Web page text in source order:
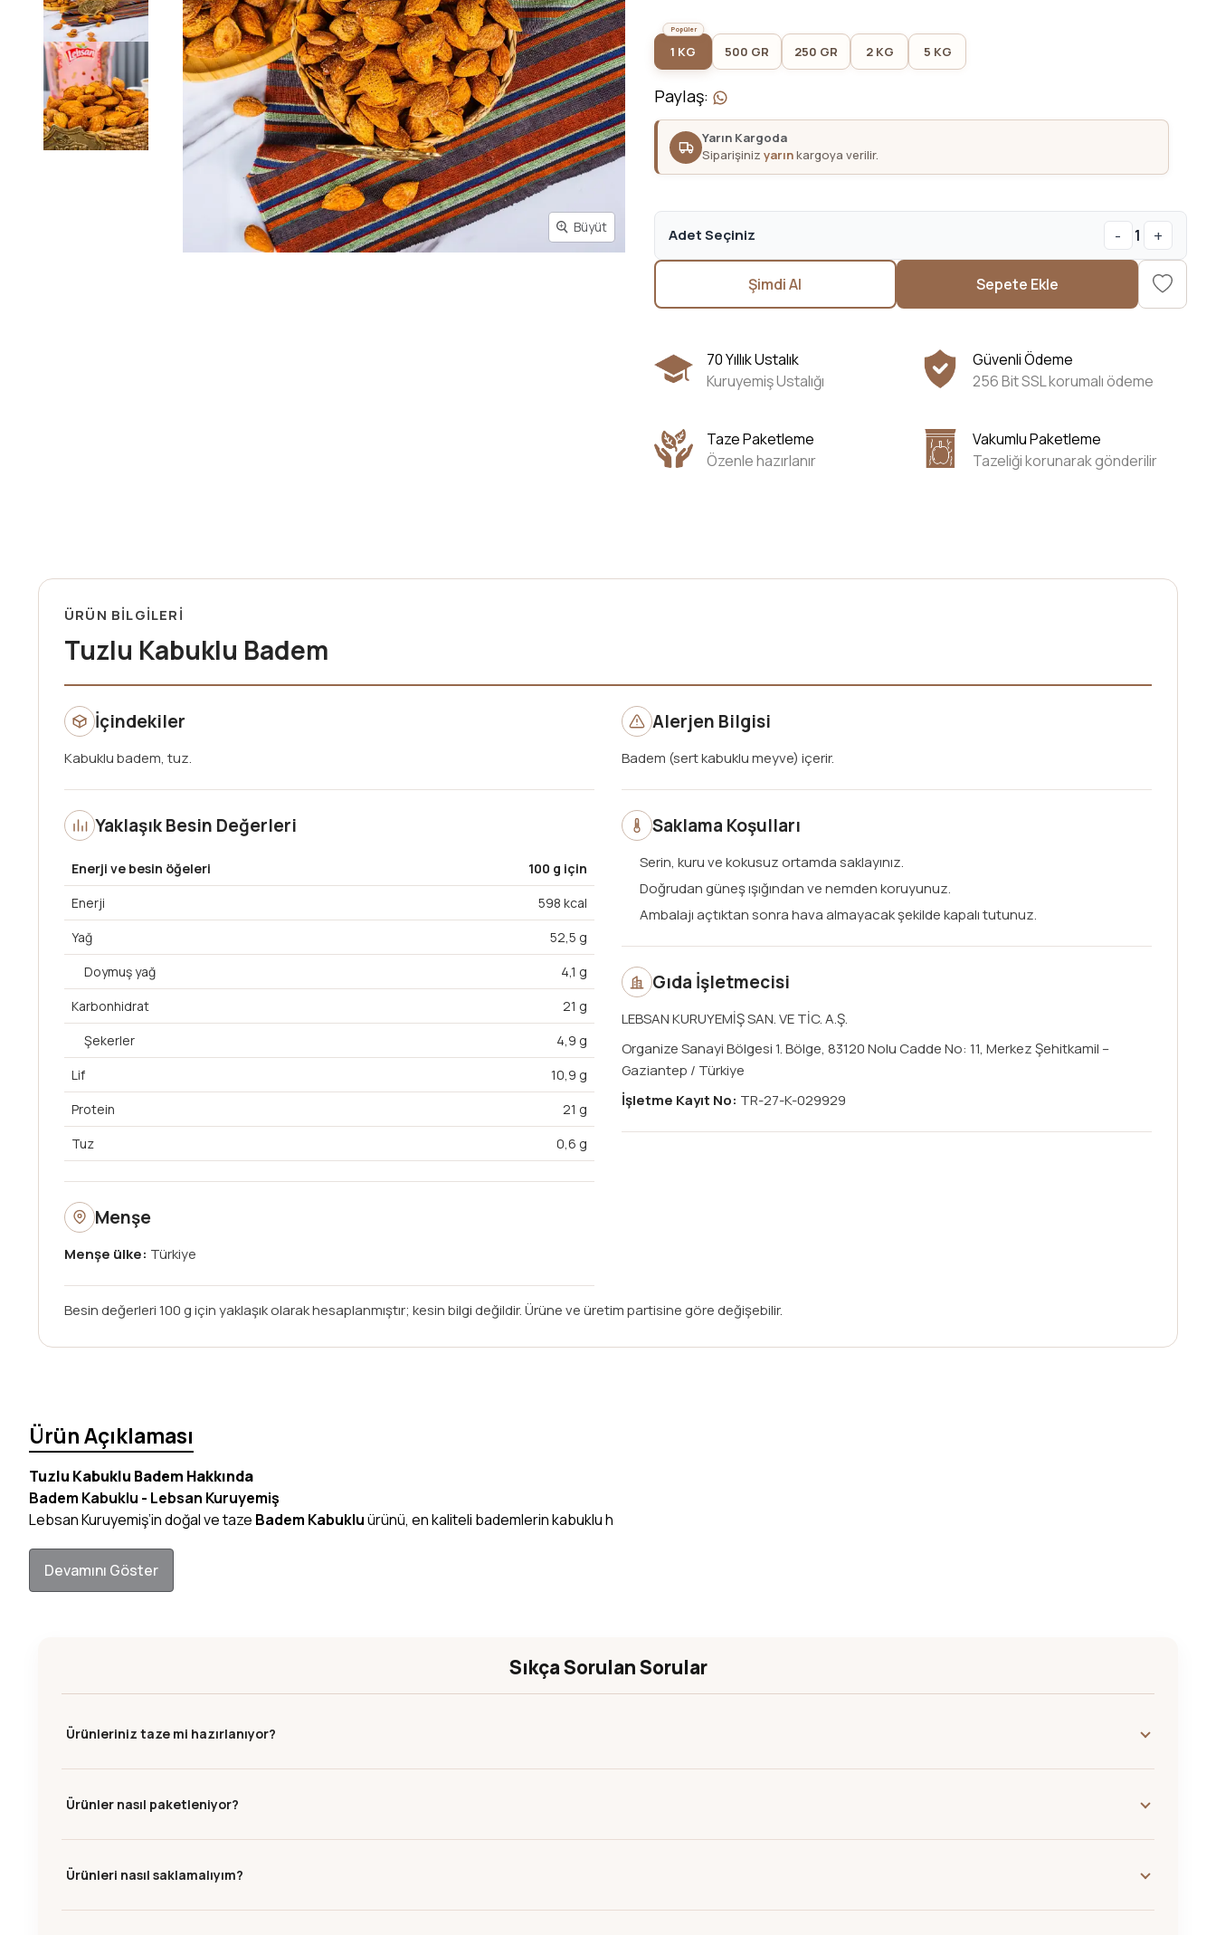
Büyüt
1 KG 500 GR 250 GR 2 KG 5 KG
Paylaş:
Yarın Kargoda
Siparişinizyarınkargoya verilir.
Adet Seçiniz - 1 +
Şimdi Al Sepete Ekle
70 Yıllık Ustalık
Kuruyemiş Ustalığı
Güvenli Ödeme
256 Bit SSL korumalı ödeme
Taze Paketleme
Özenle hazırlanır
Vakumlu Paketleme
Tazeliği korunarak gönderilir
ÜRÜN BİLGİLERİ
Tuzlu Kabuklu Badem
İçindekiler
Kabuklu badem, tuz.
Yaklaşık Besin Değerleri
Enerji ve besin öğeleri
100 g için
Enerji
598 kcal
Yağ
52,5 g
Doymuş yağ
4,1 g
Karbonhidrat
21 g
Şekerler
4,9 g
Lif
10,9 g
Protein
21 g
Tuz
0,6 g
Menşe
Menşe ülke: Türkiye
Alerjen Bilgisi
Badem (sert kabuklu meyve) içerir.
Saklama Koşulları
Serin, kuru ve kokusuz ortamda saklayınız.
Doğrudan güneş ışığından ve nemden koruyunuz.
Ambalajı açtıktan sonra hava almayacak şekilde kapalı tutunuz.
Gıda İşletmecisi
LEBSAN KURUYEMİŞ SAN. VE TİC. A.Ş.
Organize Sanayi Bölgesi 1. Bölge, 83120 Nolu Cadde No: 11, Merkez Şehitkamil –
Gaziantep / Türkiye
İşletme Kayıt No: TR-27-K-029929
Besin değerleri 100 g için yaklaşık olarak hesaplanmıştır; kesin bilgi değildir. Ürüne ve üretim partisine göre değişebilir.
Ürün Açıklaması
Tuzlu Kabuklu Badem Hakkında
Badem Kabuklu - Lebsan Kuruyemiş
Lebsan Kuruyemiş’in doğal ve taze Badem Kabukluürünü, en kaliteli bademlerin kabuklu h
Devamını Göster
Sıkça Sorulan Sorular
Ürünleriniz taze mi hazırlanıyor?
Ürünler nasıl paketleniyor?
Ürünleri nasıl saklamalıyım?